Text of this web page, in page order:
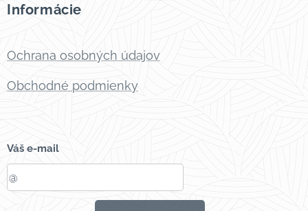
Informácie
Ochrana osobných údajov
Obchodné podmienky
Váš e-mail